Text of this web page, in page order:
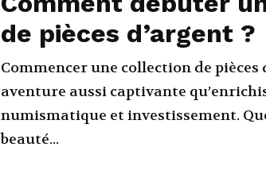
de pièces d’argent ?
Commencer une collection de pièces
aventure aussi captivante
numismatique et investissement.
beauté...